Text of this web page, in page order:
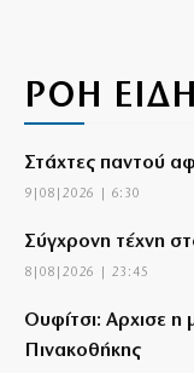
ΡΟΗ
Στάχτες παντού
9|08|2026 | 6:30
Σύγχρονη τέχνη
8|08|2026 | 23:45
Ουφίτσι: Αρχισε
Πινακοθήκης